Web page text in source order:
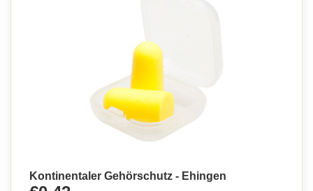
Kontinentaler Gehörschutz - Ehingen